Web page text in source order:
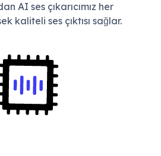
AI ses çıkarıcımız her
kaliteli ses çıktısı sağlar.